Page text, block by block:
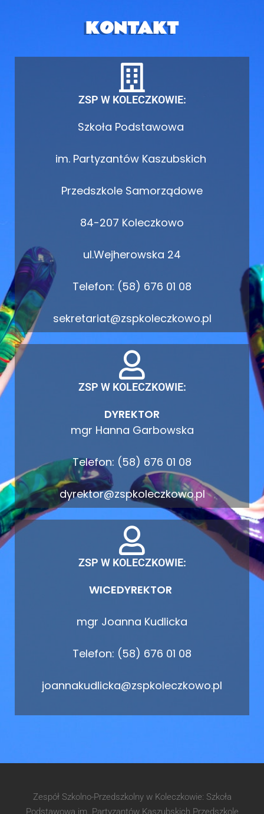
KONTAKT
ZSP W KOLECZKOWIE:
Szkoła Podstawowa
im. Partyzantów Kaszubskich
Przedszkole Samorządowe
84-207 Koleczkowo
ul.Wejherowska 24
Telefon: (58) 676 01 08
sekretariat@zspkoleczkowo.pl
ZSP W KOLECZKOWIE:
DYREKTOR
mgr Hanna Garbowska
Telefon: (58) 676 01 08
dyrektor@zspkoleczkowo.pl
ZSP W KOLECZKOWIE:
WICEDYREKTOR
mgr Joanna Kudlicka
Telefon: (58) 676 01 08
joannakudlicka@zspkoleczkowo.pl
Zespół Szkolno-Przedszkolny w Koleczkowie: Szkoła
Podstawowa im. Partyzantów Kaszubskich Przedszkole